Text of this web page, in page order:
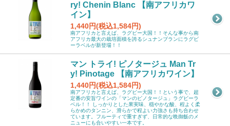
ry! Chenin Blanc 【南アフリカワ
イン】
1,440円(税込1,584円)
南アフリカと言えば、ラグビー大国！！そんな事から南
アフリカ最大の栽培面積を誇るシュナンブランにラグビ
ーラベルが新登場！！
マン トライ! ピノタージュ Man Tr
y! Pinotage 【南アフリカワイン】
1,440円(税込1,584円)
南アフリカと言えば、ラグビー大国！！という事で、超
定番の安旨ワインの「マンのピノタージュ」ラグビーラ
ベル！！ しっかりとした果実味、穏やかな酸、程よく柔
らかめのタンニン、滑らかで程よい力強さも持ち合わせ
ています。フルーティで重すぎず、日常的な晩御飯のメ
ニューにも合いやすい一本です。